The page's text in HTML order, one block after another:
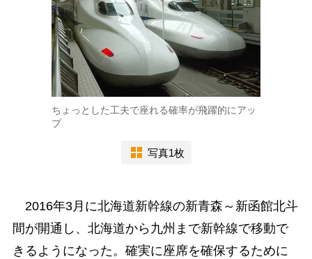
ちょっとした工夫で座れる確率が飛躍的にアッ
プ
写真1枚
2016年3月に北海道新幹線の新青森～新函館北斗
間が開通し、北海道から九州まで新幹線で移動で
きるようになった。確実に座席を確保するために